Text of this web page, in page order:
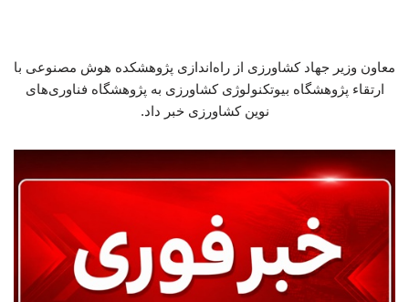
معاون وزیر جهاد کشاورزی از راه‌اندازی پژوهشکده هوش مصنوعی با
ارتقاء پژوهشگاه بیوتکنولوژی کشاورزی به پژوهشگاه فناوری‌های
نوین کشاورزی خبر داد.